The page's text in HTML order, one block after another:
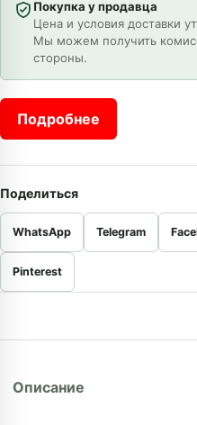
Покупка у продавца
Цена и условия доставки
Мы можем получить
стороны.
Подробнее
Поделиться
WhatsApp Telegram
Pinterest
Описание